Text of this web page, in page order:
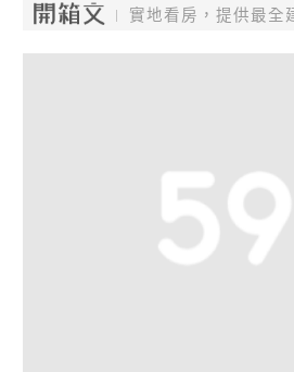
實地看房，提供最全